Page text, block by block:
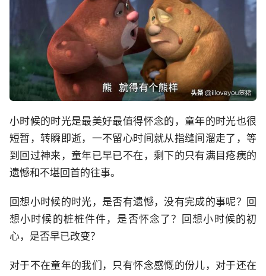
小时候的时光是最美好最值得怀念的，童年的时光也很
短暂，转瞬即逝，一不留心时间就从指缝间溜走了，等
到回过神来，童年已早已不在，剩下的只有满目疮痍的
遗憾和不堪回首的往事。
回想小时候的时光，是否有遗憾，没有完成的事呢？回
想小时候的桩桩件件，是否怀念了？回想小时候的初
心，是否早已改变？
对于不在童年的我们，只有怀念感慨的份儿，对于还在